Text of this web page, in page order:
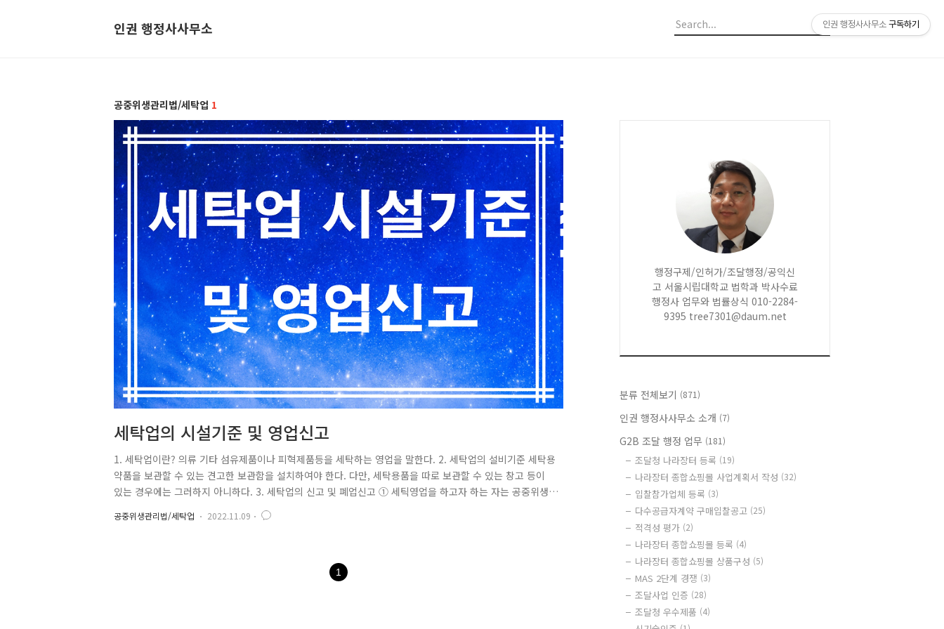
인권 행정사사무소
공중위생관리법/세탁업 1
세탁업의 시설기준 및 영업신고
1. 세탁업이란? 의류 기타 섬유제품이나 피혁제품등을 세탁하는 영업을 말한다. 2. 세탁업의 설비기준 세탁용
약품을 보관할 수 있는 견고한 보관함을 설치하여야 한다. 다만, 세탁용품을 따로 보관할 수 있는 창고 등이
있는 경우에는 그러하지 아니하다. 3. 세탁업의 신고 및 폐업신고 ① 세틱영업을 하고자 하는 자는 공중위생
영업의 종류별로 보건복지부령이 정하는 시설 및 설비를 갖추고 시장ㆍ군수ㆍ구청장(자치구의 구청장에 한한
다. 이하 같다)에게 신고하여야 한다. 보건복지부령이 정하는 중요사항을 변경하고자 하는 때에도 또한 같다.
공중위생관리법/세탁업 2022.11.09
1
행정구제/인허가/조달행정/공익신
고 서울시립대학교 법학과 박사수료
행정사 업무와 법률상식 010-2284-
9395 tree7301@daum.net
분류 전체보기 (871)
인권 행정사사무소 소개 (7)
G2B 조달 행정 업무 (181)
조달청 나라장터 등록 (19)
나라장터 종합쇼핑몰 사업계획서 작성 (32)
입찰참가업체 등록 (3)
다수공급자계약 구매입찰공고 (25)
적격성 평가 (2)
나라장터 종합쇼핑몰 등록 (4)
나라장터 종합쇼핑몰 상품구성 (5)
MAS 2단계 경쟁 (3)
조달사업 인증 (28)
조달청 우수제품 (4)
인권 행정사사무소 구독하기